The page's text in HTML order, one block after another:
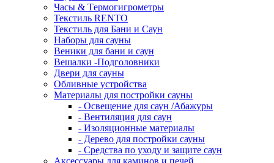
Часы & Tермогигрометры
Текстиль RENTO
Текстиль для Бани и Саун
Наборы для сауны
Веники для бани и саун
Вешалки -Подголовники
Двери для сауны
Обливные устройства
Материалы для постройки сауны
- Освещение для саун /Абажуры
- Вентиляция для саун
- Изоляционные материалы
- Дерево для постройки сауны
- Средства по уходу и защите саун
Аксессуары для каминов и печей